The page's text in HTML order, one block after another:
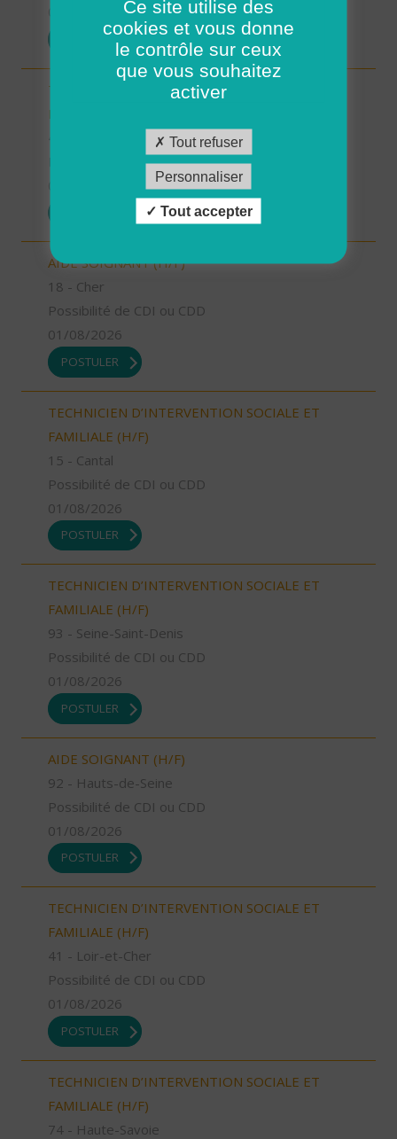
POSTULER
TECHNICIEN D’INTERVENTION SOCIALE ET
FAMILIALE (H/F)
47 - Lot-et-Garonne
Possibilité de CDI ou CDD
AIDE SOIGNANT (H/F)
18 - Cher
Possibilité de CDI ou CDD
01/08/2026
POSTULER
TECHNICIEN D’INTERVENTION SOCIALE ET
FAMILIALE (H/F)
15 - Cantal
Possibilité de CDI ou CDD
01/08/2026
POSTULER
TECHNICIEN D’INTERVENTION SOCIALE ET
FAMILIALE (H/F)
93 - Seine-Saint-Denis
Possibilité de CDI ou CDD
01/08/2026
POSTULER
AIDE SOIGNANT (H/F)
92 - Hauts-de-Seine
Possibilité de CDI ou CDD
01/08/2026
POSTULER
TECHNICIEN D’INTERVENTION SOCIALE ET
FAMILIALE (H/F)
41 - Loir-et-Cher
Possibilité de CDI ou CDD
01/08/2026
POSTULER
TECHNICIEN D’INTERVENTION SOCIALE ET
FAMILIALE (H/F)
74 - Haute-Savoie
Ce site utilise des
cookies et vous donne
le contrôle sur ceux
que vous souhaitez
activer
Tout refuser
Personnaliser
Tout accepter